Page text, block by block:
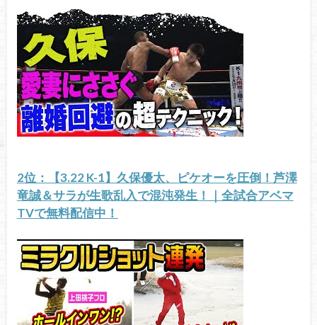
2位：【3.22 K-1】久保優太、ピケオーを圧倒！芦澤
竜誠＆サラが生歌乱入で混沌発生！｜全試合アベマ
TVで無料配信中！